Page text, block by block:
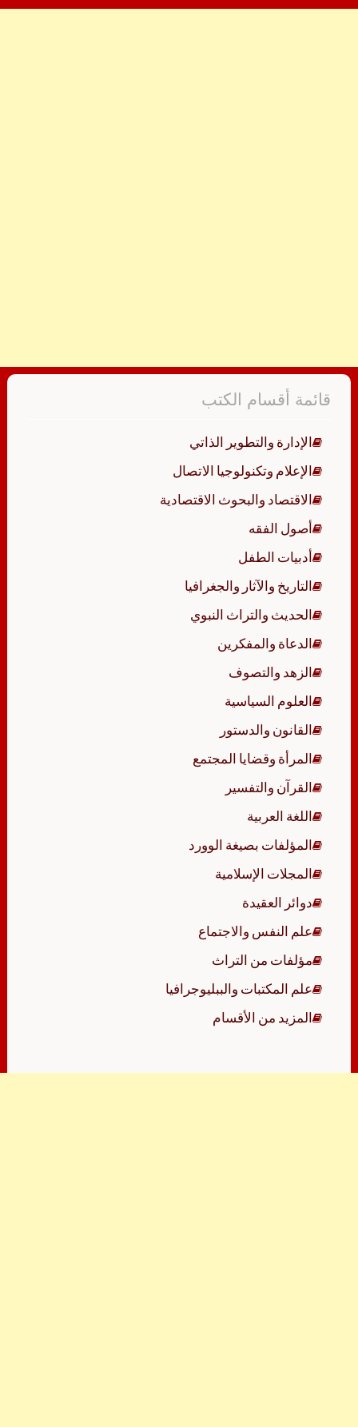
قائمة أقسام الكتب
الإدارة والتطوير الذاتي
الإعلام وتكنولوجيا الاتصال
الاقتصاد والبحوث الاقتصادية
أصول الفقه
أدبيات الطفل
التاريخ والآثار والجغرافيا
الحديث والتراث النبوي
الدعاة والمفكرين
الزهد والتصوف
العلوم السياسية
القانون والدستور
المرأة وقضايا المجتمع
القرآن والتفسير
اللغة العربية
المؤلفات بصيغة الوورد
المجلات الإسلامية
دوائر العقيدة
علم النفس والاجتماع
مؤلفات من التراث
علم المكتبات والببليوجرافيا
المزيد من الأقسام